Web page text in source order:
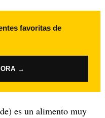
favoritas de
→
es un alimento muy